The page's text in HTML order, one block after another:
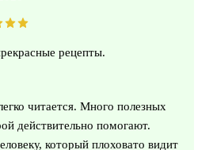
рецепты.
читается. Много полезных
действительно помогают.
который плоховато видит